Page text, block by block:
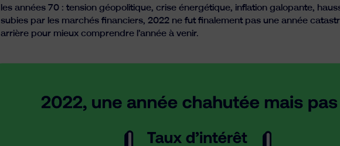
les années 70 : tension géopolitique, crise énergétique, inflation galopante,
subies par les marchés financiers, 2022 ne fut finalement pas une année
arrière pour mieux comprendre l’année à venir.